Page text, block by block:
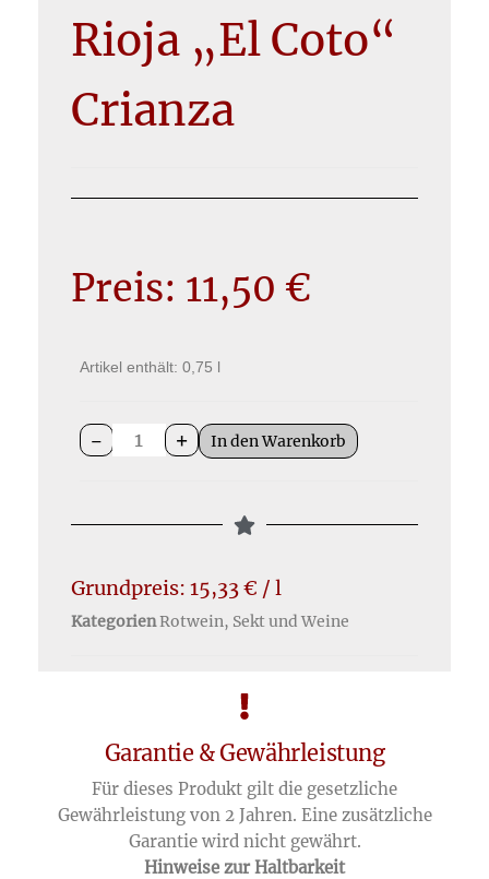
Rioja „El Coto“
Crianza
Preis: 11,50 €
Artikel enthält: 0,75 l
- + In den Warenkorb
Grundpreis: 15,33€ / l
KategorienRotwein, Sekt und Weine
Garantie & Gewährleistung
Für dieses Produkt gilt die gesetzliche
Gewährleistung von 2 Jahren. Eine zusätzliche
Garantie wird nicht gewährt.
Hinweise zur Haltbarkeit